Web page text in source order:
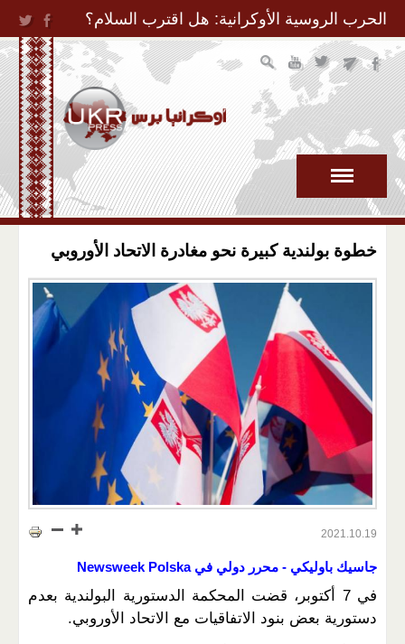
Jump to Navigation
الحرب الروسية الأوكرانية: هل اقترب السلام؟
خطوة بولندية كبيرة نحو مغادرة الاتحاد الأوروبي
2021.10.19
جاسيك باوليكي - محرر دولي في Newsweek Polska
في 7 أكتوبر، قضت المحكمة الدستورية البولندية بعدم
دستورية بعض بنود الاتفاقيات مع الاتحاد الأوروبي.